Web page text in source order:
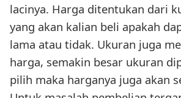
lacinya. Harga ditentukan dari
yang akan kalian beli apakah
lama atau tidak. Ukuran juga
harga, semakin besar ukuran
pilih maka harganya juga akan